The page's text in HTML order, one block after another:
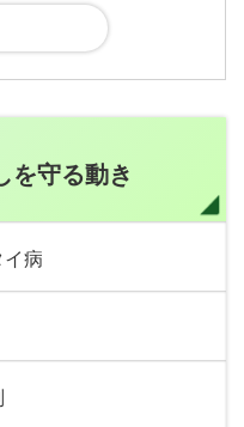
を守る動き
病